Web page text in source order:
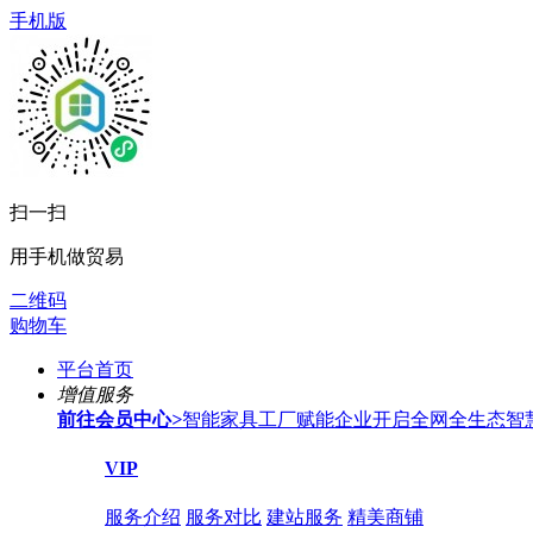
手机版
扫一扫
用手机做贸易
二维码
购物车
平台首页
增值服务
前往会员中心>智能家具工厂赋能企业开启全网全生态智
VIP
服务介绍 服务对比 建站服务 精美商铺